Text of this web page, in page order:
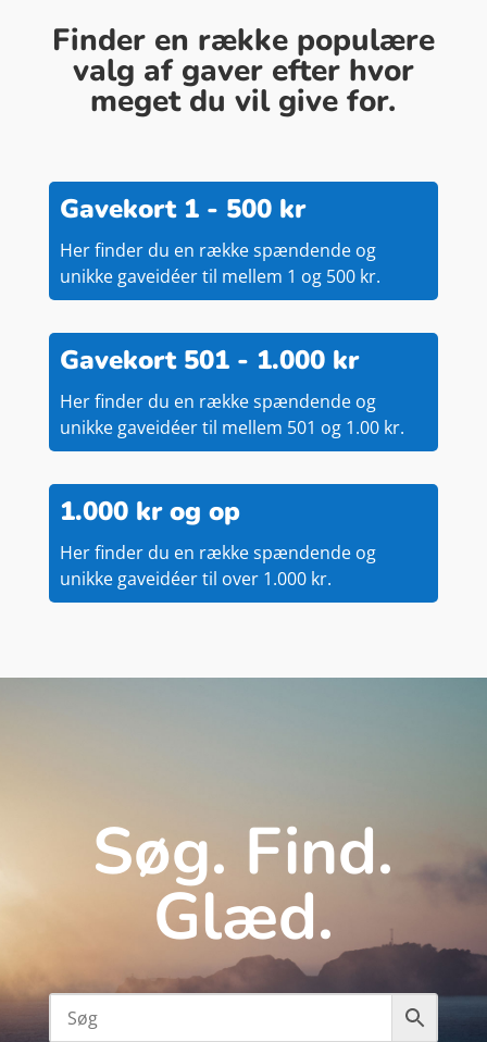
Finder en række populære
valg af gaver efter hvor
meget du vil give for.
Gavekort 1 - 500 kr
Her finder du en række spændende og
unikke gaveidéer til mellem 1 og 500 kr.
Gavekort 501 - 1.000 kr
Her finder du en række spændende og
unikke gaveidéer til mellem 501 og 1.00 kr.
1.000 kr og op
Her finder du en række spændende og
unikke gaveidéer til over 1.000 kr.
Søg. Find.
Glæd.